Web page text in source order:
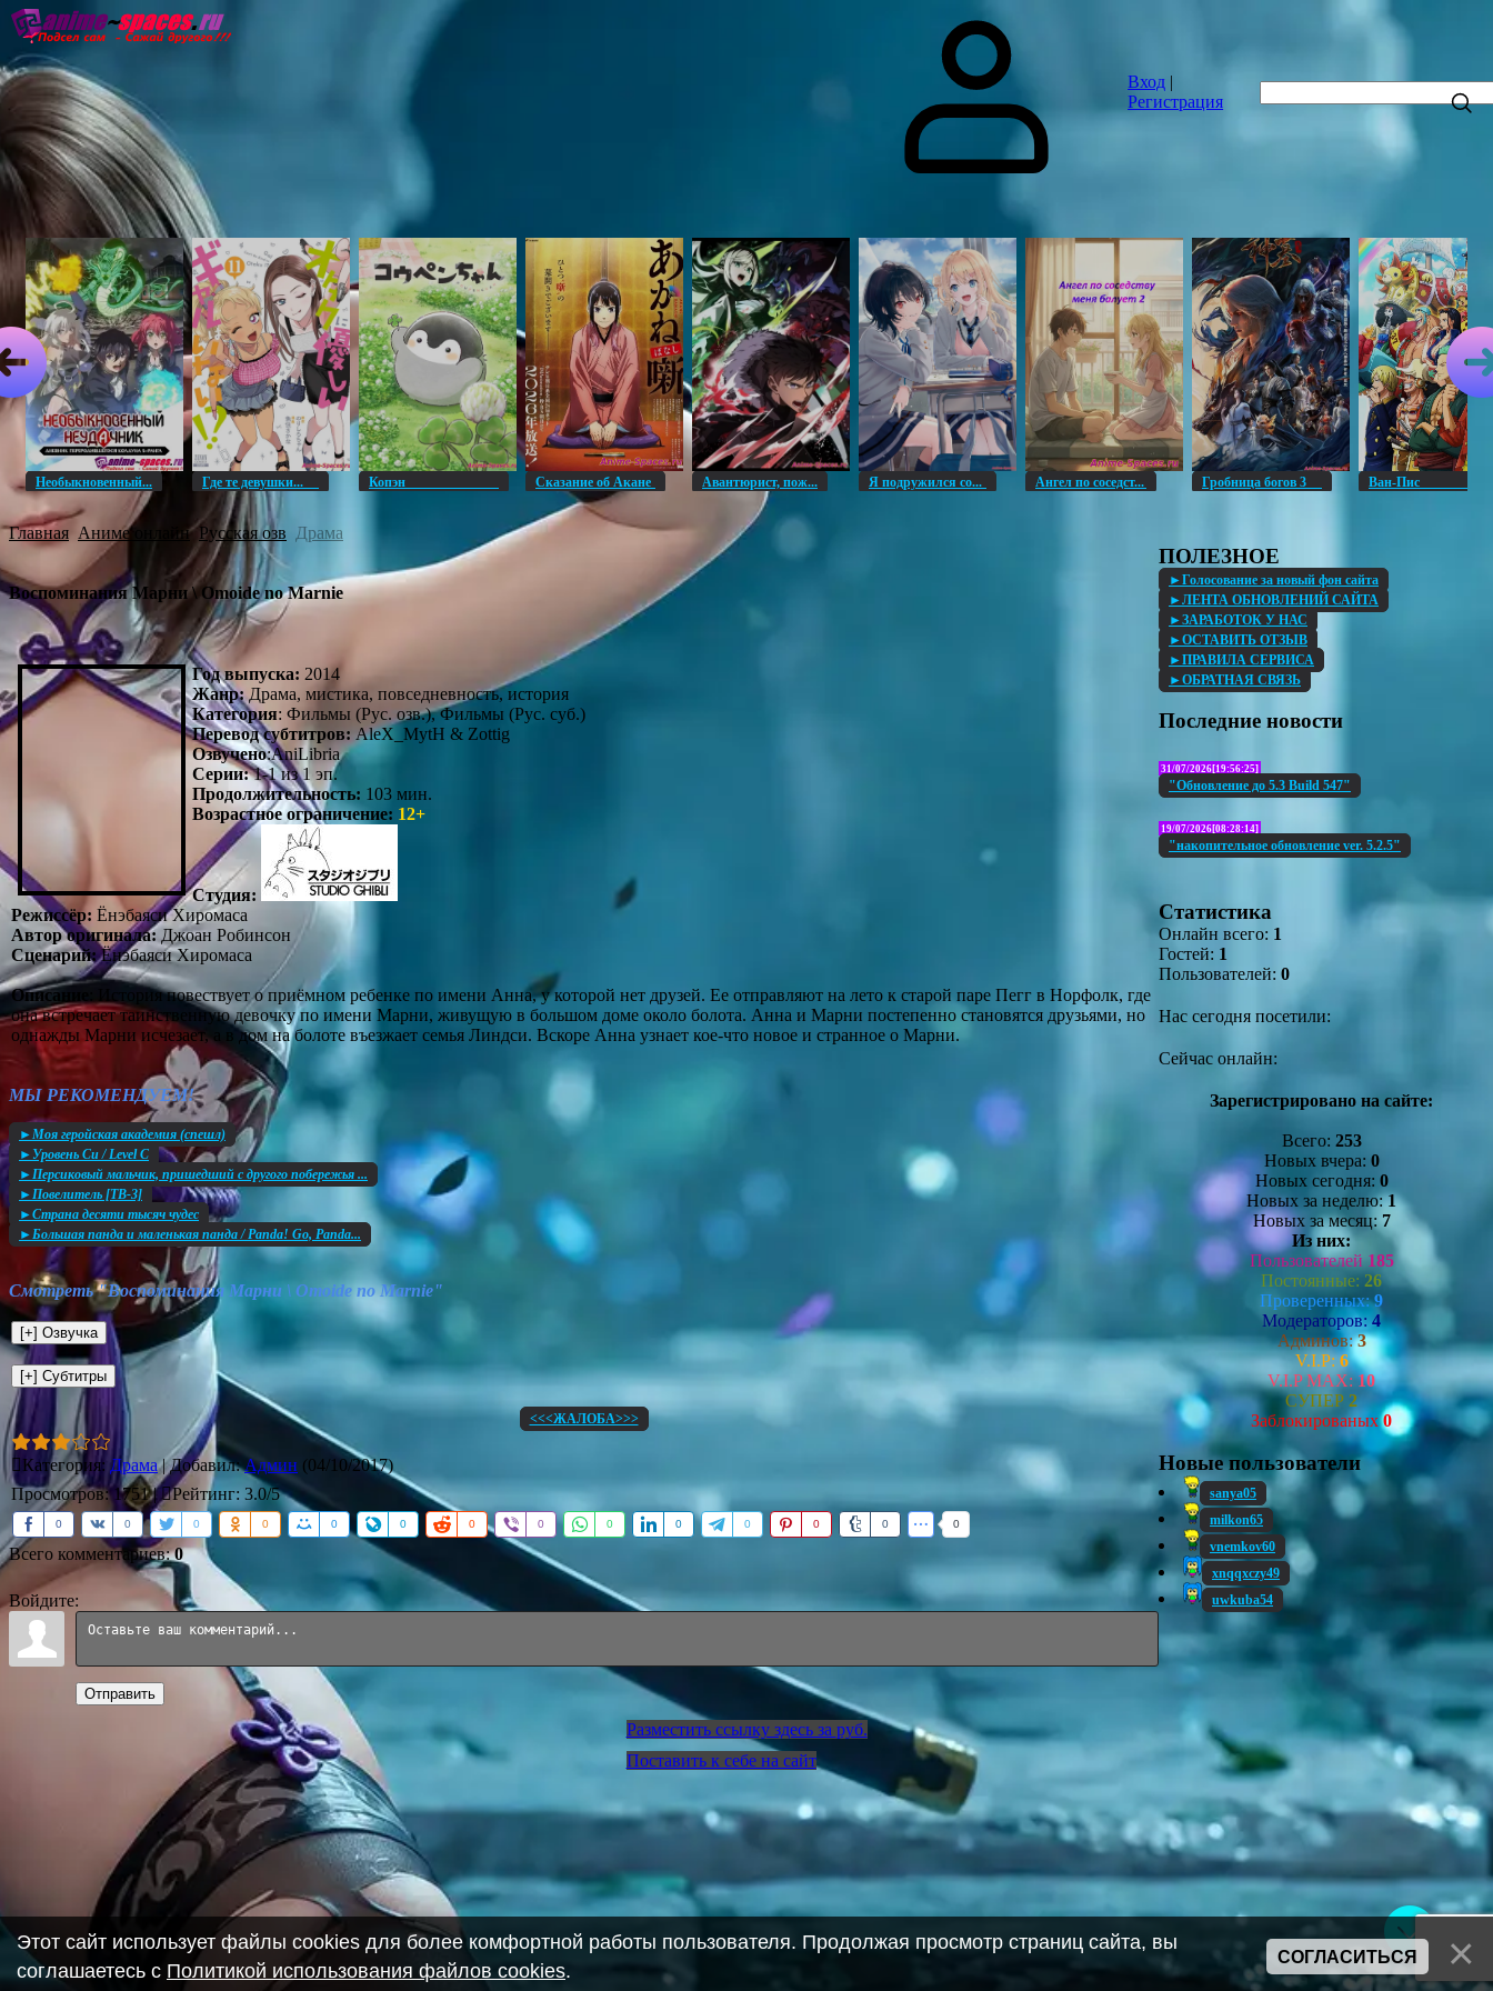
Вход |
Регистрация
Необыкновенный... Где те девушки... Копэн Сказание об Акане Авантюрист, пож... Я подружился со... Ангел по соседст... Гробница богов 3 Ван-
Главная Аниме онлайн Русская озв Драма
Воспоминания Марни \ Omoide no Marnie
Год выпуска: 2014
Жанр: Драма, мистика, повседневность, история
Категория: Фильмы (Рус. озв.), Фильмы (Рус. суб.)
Перевод субтитров: AleX_MytH & Zottig
Озвучено:AniLibria
Серии:1-1 из 1 эп.
Продолжительность: 103 мин.
Возрастное ограничение: 12+
Студия:
Режиссёр: Ёнэбаяси Хиромаса
Автор оригинала:Джоан Робинсон
Сценарий:Ёнэбаяси Хиромаса
Описание
: История повествует о приёмном ребенке по имени Анна, у которой нет друзей. Ее отправляют на лето к старой паре Пегг в Норфолк, где
она встречает таинственную девочку по имени Марни, живущую в большом доме около болота. Анна и Марни постепенно становятся друзьями, но
однажды Марни исчезает, а в дом на болоте въезжает семья Линдси. Вскоре Анна узнает кое-что новое и странное о Марни.
МЫ РЕКОМЕНДУЕМ!
►Моя геройская академия (спешл)
►Уровень Си / Level C
►Персиковый мальчик, пришедший с другого побережья ...
►Повелитель [ТВ-3]
►Страна десяти тысяч чудес
►Большая панда и маленькая панда / Panda! Go, Panda...
Смотреть "Воспоминания Марни \ Omoide no Marnie"
<<<ЖАЛОБА>>>
Категория: Драма|Добавил: Админ (04/10/2017)
Просмотров: 1751 | Рейтинг: 3.0/5
0 0 0 0 0 0 0 0 0 0 0 0 0 0
Всего комментариев:0
Войдите:
Отправить
ПОЛЕЗНОЕ
►Голосование за новый фон сайта
►ЛЕНТА ОБНОВЛЕНИЙ САЙТА
►ЗАРАБОТОК У НАС
►ОСТАВИТЬ ОТЗЫВ
►ПРАВИЛА СЕРВИСА
►ОБРАТНАЯ СВЯЗЬ
Последние новости
31/07/2026[19:56:25]
"Обновление до 5.3 Build 547"
19/07/2026[08:28:14]
"накопительное обновление ver. 5.2.5"
Статистика
Онлайн всего: 1
Гостей: 1
Пользователей: 0
Нас сегодня посетили:
Сейчас онлайн:
Зарегистрировано на сайте:
Всего: 253
Новых вчера: 0
Новых сегодня: 0
Новых за неделю:1
Новых за месяц: 7
Из них:
Пользователей 185
Постоянные: 26
Проверенных:9
Модераторов:4
Админов:3
V.I.P:6
V.I.P MAX:10
СУПЕР 2
Заблокированых0
Новые пользователи
sanya05
milkon65
vnemkov60
xnqqxczy49
uwkuba54
Разместить ссылку здесь за руб.
Поставить к себе на сайт
Этот сайт использует файлы cookies для более комфортной работы пользователя. Продолжая просмотр страниц сайта, вы
соглашаетесь с Политикой использования файлов cookies.
СОГЛАСИТЬСЯ